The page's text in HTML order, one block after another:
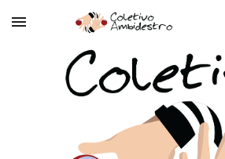
Skip to main content